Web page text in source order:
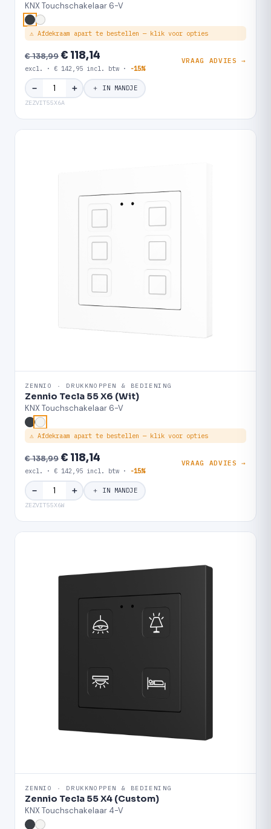
KNX Touchschakelaar 6-V
⚠ Afdekraam apart te bestellen — klik voor opties
€ 138,99€ 118,14
excl. · € 142,95 incl. btw · -15%
VRAAG ADVIES →
− ＋ ＋ IN MANDJE
ZEZVIT55X6A
ZENNIO · DRUKKNOPPEN & BEDIENING
Zennio Tecla 55 X6 (Wit)
KNX Touchschakelaar 6-V
⚠ Afdekraam apart te bestellen — klik voor opties
€ 138,99€ 118,14
excl. · € 142,95 incl. btw · -15%
VRAAG ADVIES →
− ＋ ＋ IN MANDJE
ZEZVIT55X6W
ZENNIO · DRUKKNOPPEN & BEDIENING
Zennio Tecla 55 X4 (Custom)
KNX Touchschakelaar 4-V